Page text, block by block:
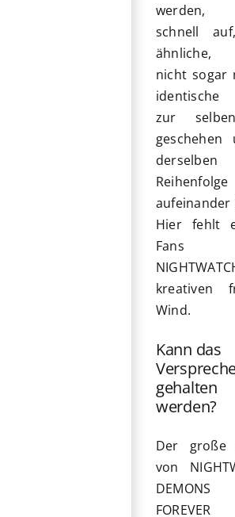
schnell
ähnliche,
nicht sogar
identische
zur
derselben
Reihenfolge
aufeinander
Hier fehlt
Fans
kreativen
Wind.
Kann das
gehalten
werden?
Der große
von
FOREVER